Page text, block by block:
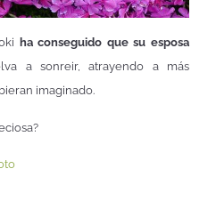
ha conseguido que su esposa
a sonreir, atrayendo a más
imaginado.